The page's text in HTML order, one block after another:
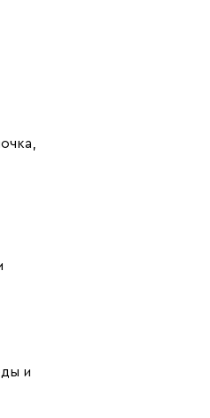
и